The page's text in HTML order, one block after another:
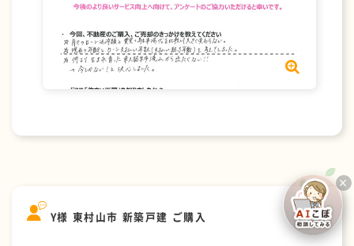
Y様 東村山市 新築戸建 ご購入
×